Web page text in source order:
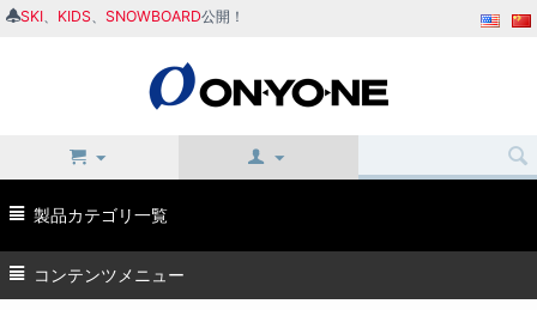
SKI KIDS SNOWBOARD公開！
製品カテゴリ一覧
コンテンツメニュー